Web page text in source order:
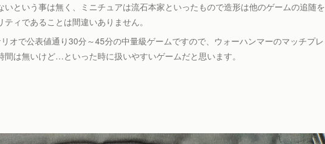
いという事は無く、ミニチュアは流石本家といったもので造形は他のゲームの追随を
ィであることは間違いありません。
オで公表値通り30分～45分の中量級ゲームですので、ウォーハンマーのマッチプレ
間は無いけど…といった時に扱いやすいゲームだと思います。